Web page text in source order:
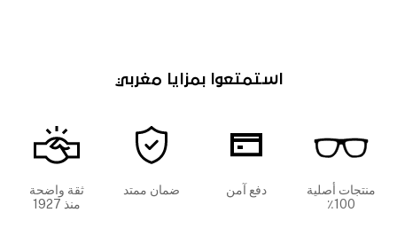
استمتعوا بمزايا مغربي
منتجات أصلية
100٪
دفع آمن ضمان ممتد
ثقة واضحة
منذ 1927